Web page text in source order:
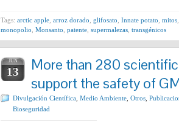
Tags: arctic apple arroz dorado glifosato Innate potato mitos
monopolio Monsanto patente supermalezas transgénicos
JUN
13
More than 280
support the safety of
Divulgación Científica Medio Ambiente Otros
Bioseguridad